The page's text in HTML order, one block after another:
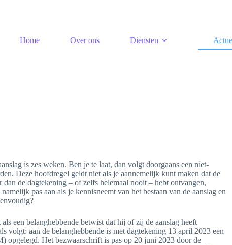
Home
Over ons Diensten
is zes weken. Ben je te laat, dan volgt doorgaans een niet-
Deze hoofdregel geldt niet als je aannemelijk kunt maken dat de
de dagtekening – of zelfs helemaal nooit – hebt ontvangen,
pas aan als je kennisneemt van het bestaan van de aanslag en
een belanghebbende betwist dat hij of zij de aanslag heeft
volgt: aan de belanghebbende is met dagtekening 13 april 2023 een
opgelegd. Het bezwaarschrift is pas op 20 juni 2023 door de